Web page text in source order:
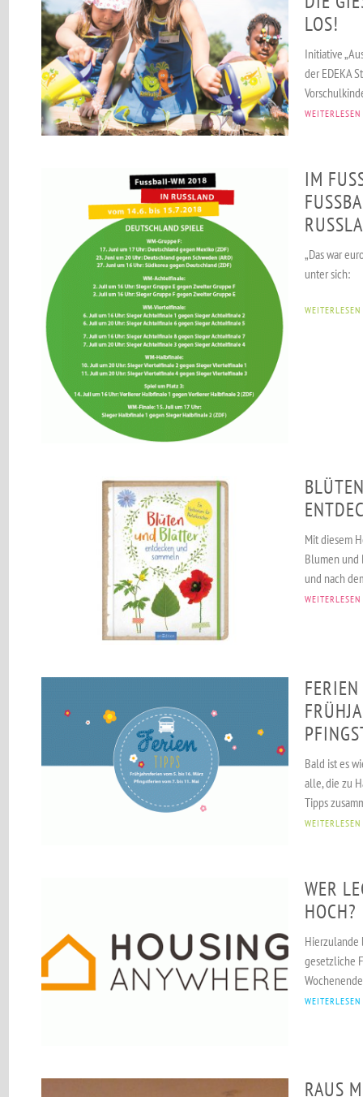
OS!
Initiative
der EDEKA
WEITERLESEN
IM
SSLAND
„Das war
unter sich:
WEITERLESEN
Mit diesem
Blumen und
und nach
WEITERLESEN
Bald ist es
alle, die zu
Tipps
WEITERLESEN
WER
OCH?
Hierzulande
gesetzliche
WEITERLESEN
RAUS